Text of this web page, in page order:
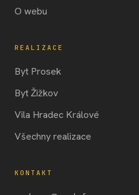
O webu
REALIZACE
Byt Prosek
Byt Žižkov
Vila Hradec Králové
Všechny realizace
KONTAKT